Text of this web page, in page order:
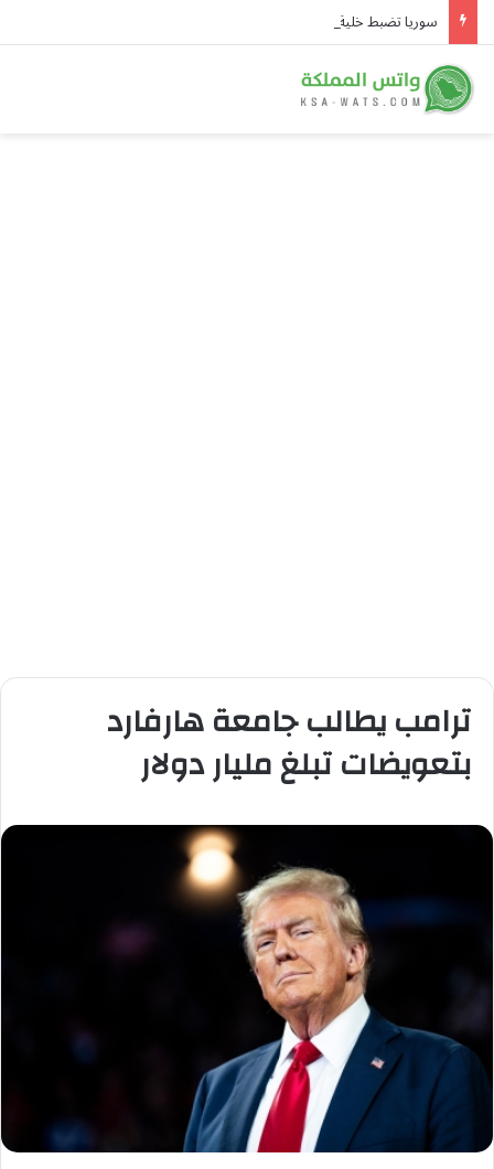
ترامب يطالب جامعة هارفارد
بتعويضات تبلغ مليار دولار